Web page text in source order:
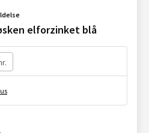
elforzinket blå